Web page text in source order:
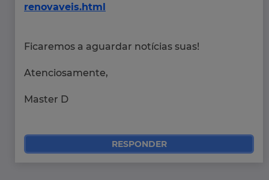
renovaveis.html
Ficaremos a aguardar notícias suas!
Atenciosamente,
Master D
RESPONDER